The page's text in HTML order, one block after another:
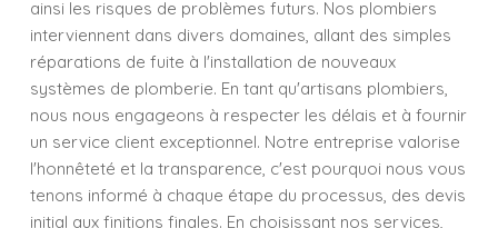
ainsi les risques de problèmes futurs. Nos plombiers
interviennent dans divers domaines, allant des simples
réparations de fuite à l'installation de nouveaux
systèmes de plomberie. En tant qu'artisans plombiers,
nous nous engageons à respecter les délais et à fournir
un service client exceptionnel. Notre entreprise valorise
l'honnêteté et la transparence, c'est pourquoi nous vous
tenons informé à chaque étape du processus, des devis
initial aux finitions finales. En choisissant nos services,